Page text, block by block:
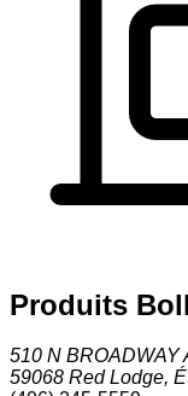
Produits
510 N BROADWAY
59068 Red Lodge,